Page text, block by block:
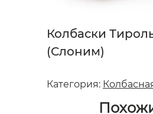
Колбаски
(Слоним)
Категория: